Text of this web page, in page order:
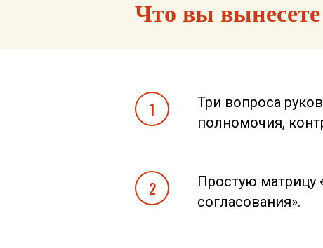
Что вы вынесете
Три вопроса
полномочия,
Простую матрицу
согласования».